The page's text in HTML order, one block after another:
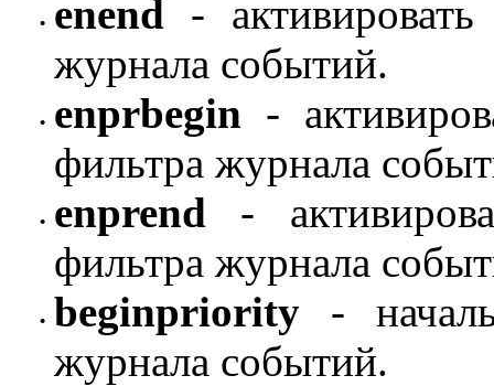
• enend -
журнала событий.
• enprbegin -
фильтра журнала
• enprend -
фильтра журнала
• beginpriority -
журнала событий.